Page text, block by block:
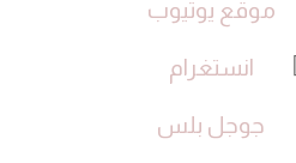
موقع يوتيوب
انستغرام
جوجل بلس